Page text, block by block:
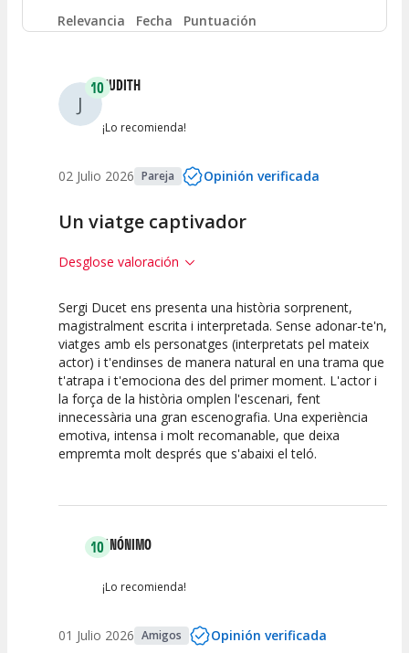
Entre 4 y 6 0
Entre 0 y 2
Relevancia Fecha Puntuación
J
10JUDITH
¡Lo recomienda!
02 Julio 2026 Pareja Opinión verificada
Un viatge captivador
Desglose valoración
10
Calidad del
Espectáculo
10
Puesta en
Escena
10
Interpretación
artística
Sergi Ducet ens presenta una història sorprenent,
magistralment escrita i interpretada. Sense adonar-te'n,
viatges amb els personatges (interpretats pel mateix
actor) i t'endinses de manera natural en una trama que
t'atrapa i t'emociona des del primer moment. L'actor i
la força de la història omplen l'escenari, fent
innecessària una gran escenografia. Una experiència
emotiva, intensa i molt recomanable, que deixa
empremta molt després que s'abaixi el teló.
10ANÓNIMO
¡Lo recomienda!
01 Julio 2026 Amigos Opinión verificada